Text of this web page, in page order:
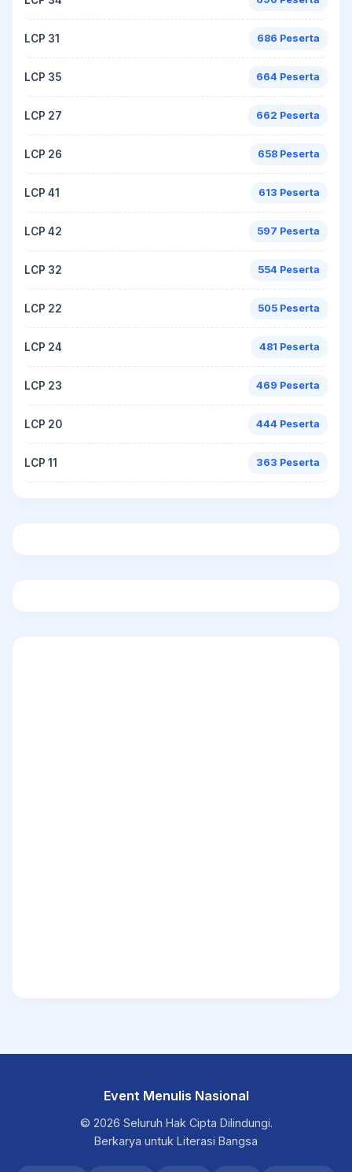
LCP 31 686 Peserta
LCP 35 664 Peserta
LCP 27 662 Peserta
LCP 26 658 Peserta
LCP 41 613 Peserta
LCP 42 597 Peserta
LCP 32 554 Peserta
LCP 22 505 Peserta
LCP 24 481 Peserta
LCP 23 469 Peserta
LCP 20 444 Peserta
LCP 11 363 Peserta
Event Menulis Nasional
© 2026 Seluruh Hak Cipta Dilindungi.
Berkarya untuk Literasi Bangsa